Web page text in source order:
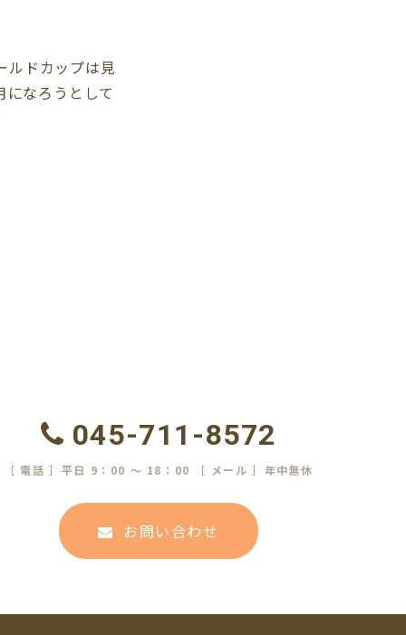
ルドカップは見
なろうとして
045-711-8572
［ 電話 ］平日 9：00 ～ 18：00 ［ メール ］年中無休
お問い合わせ